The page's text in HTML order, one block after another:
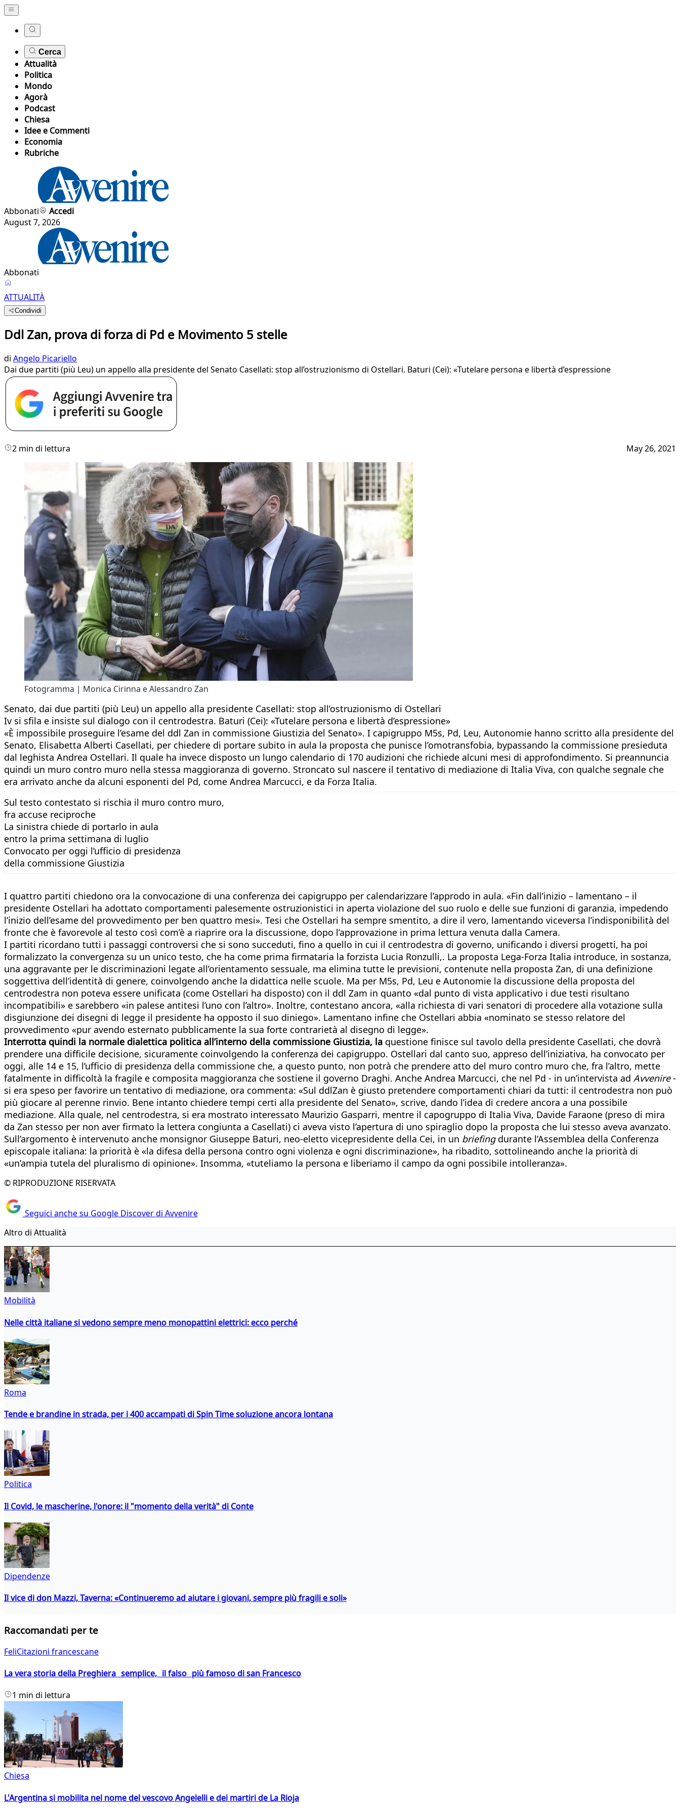
Cerca
Attualità
Politica
Mondo
Agorà
Podcast
Chiesa
Idee e Commenti
Economia
Rubriche
Abbonati
Accedi
August 7, 2026
Abbonati
ATTUALITÀ
Condividi
Ddl Zan, prova di forza di Pd e Movimento 5 stelle
di Angelo Picariello
Dai due partiti (più Leu) un appello alla presidente del Senato Casellati: stop all’ostruzionismo di Ostellari. Baturi (Cei): «Tutelare persona e libertà d’espressione
2 min di lettura May 26, 2021
Fotogramma | Monica Cirinna e Alessandro Zan
Senato, dai due partiti (più Leu) un appello alla presidente Casellati: stop all’ostruzionismo di Ostellari
Iv si sfila e insiste sul dialogo con il centrodestra. Baturi (Cei): «Tutelare persona e libertà d’espressione»
«È impossibile proseguire l’esame del ddl Zan in commissione Giustizia del Senato». I capigruppo M5s, Pd, Leu, Autonomie hanno scritto alla presidente del
Senato, Elisabetta Alberti Casellati, per chiedere di portare subito in aula la proposta che punisce l’omotransfobia, bypassando la commissione presieduta
dal leghista Andrea Ostellari. Il quale ha invece disposto un lungo calendario di 170 audizioni che richiede alcuni mesi di approfondimento. Si preannuncia
quindi un muro contro muro nella stessa maggioranza di governo. Stroncato sul nascere il tentativo di mediazione di Italia Viva, con qualche segnale che
era arrivato anche da alcuni esponenti del Pd, come Andrea Marcucci, e da Forza Italia.
Sul testo contestato si rischia il muro contro muro,
fra accuse reciproche
La sinistra chiede di portarlo in aula
entro la prima settimana di luglio
Convocato per oggi l’ufficio di presidenza
della commissione Giustizia
I quattro partiti chiedono ora la convocazione di una conferenza dei capigruppo per calendarizzare l’approdo in aula. «Fin dall’inizio – lamentano – il
presidente Ostellari ha adottato comportamenti palesemente ostruzionistici in aperta violazione del suo ruolo e delle sue funzioni di garanzia, impedendo
l’inizio dell’esame del provvedimento per ben quattro mesi». Tesi che Ostellari ha sempre smentito, a dire il vero, lamentando viceversa l’indisponibilità del
fronte che è favorevole al testo così com’è a riaprire ora la discussione, dopo l’approvazione in prima lettura venuta dalla Camera.
I partiti ricordano tutti i passaggi controversi che si sono succeduti, fino a quello in cui il centrodestra di governo, unificando i diversi progetti, ha poi
formalizzato la convergenza su un unico testo, che ha come prima firmataria la forzista Lucia Ronzulli,. La proposta Lega-Forza Italia introduce, in sostanza,
una aggravante per le discriminazioni legate all’orientamento sessuale, ma elimina tutte le previsioni, contenute nella proposta Zan, di una definizione
soggettiva dell’identità di genere, coinvolgendo anche la didattica nelle scuole. Ma per M5s, Pd, Leu e Autonomie la discussione della proposta del
centrodestra non poteva essere unificata (come Ostellari ha disposto) con il ddl Zam in quanto «dal punto di vista applicativo i due testi risultano
incompatibili» e sarebbero «in palese antitesi l’uno con l’altro». Inoltre, contestano ancora, «alla richiesta di vari senatori di procedere alla votazione sulla
disgiunzione dei disegni di legge il presidente ha opposto il suo diniego». Lamentano infine che Ostellari abbia «nominato se stesso relatore del
provvedimento «pur avendo esternato pubblicamente la sua forte contrarietà al disegno di legge».
Interrotta quindi la normale dialettica politica all’interno della commissione Giustizia, la questione finisce sul tavolo della presidente Casellati, che dovrà
prendere una difficile decisione, sicuramente coinvolgendo la conferenza dei capigruppo. Ostellari dal canto suo, appreso dell’iniziativa, ha convocato per
oggi, alle 14 e 15, l’ufficio di presidenza della commissione che, a questo punto, non potrà che prendere atto del muro contro muro che, fra l’altro, mette
fatalmente in difficoltà la fragile e composita maggioranza che sostiene il governo Draghi. Anche Andrea Marcucci, che nel Pd - in un’intervista ad Avvenire-
si era speso per favorire un tentativo di mediazione, ora commenta: «Sul ddlZan è giusto pretendere comportamenti chiari da tutti: il centrodestra non può
più giocare al perenne rinvio. Bene intanto chiedere tempi certi alla presidente del Senato», scrive, dando l’idea di credere ancora a una possibile
mediazione. Alla quale, nel centrodestra, si era mostrato interessato Maurizio Gasparri, mentre il capogruppo di Italia Viva, Davide Faraone (preso di mira
da Zan stesso per non aver firmato la lettera congiunta a Casellati) ci aveva visto l’apertura di uno spiraglio dopo la proposta che lui stesso aveva avanzato.
Sull’argomento è intervenuto anche monsignor Giuseppe Baturi, neo-eletto vicepresidente della Cei, in un briefingdurante l’Assemblea della Conferenza
episcopale italiana: la priorità è «la difesa della persona contro ogni violenza e ogni discriminazione», ha ribadito, sottolineando anche la priorità di
«un’ampia tutela del pluralismo di opinione». Insomma, «tuteliamo la persona e liberiamo il campo da ogni possibile intolleranza».
© RIPRODUZIONE RISERVATA
Seguici anche su Google Discover di Avvenire
Altro di Attualità
Mobilità
Nelle città italiane si vedono sempre meno monopattini elettrici: ecco perché
Roma
Tende e brandine in strada, per i 400 accampati di Spin Time soluzione ancora lontana
Politica
Il Covid, le mascherine, l'onore: il "momento della verità" di Conte
Dipendenze
Il vice di don Mazzi, Taverna: «Continueremo ad aiutare i giovani, sempre più fragili e soli»
Raccomandati per te
FeliCitazioni francescane
La vera storia della Preghiera semplice, il falso più famoso di san Francesco
1 min di lettura
Chiesa
L'Argentina si mobilita nel nome del vescovo Angelelli e dei martiri de La Rioja